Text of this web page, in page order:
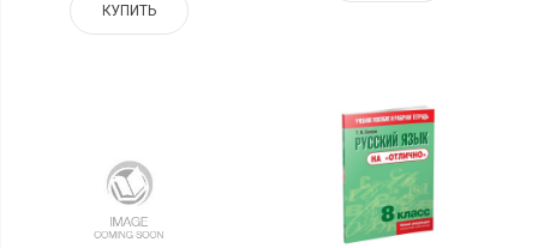
КУПИТЬ